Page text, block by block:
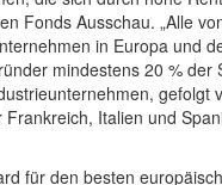
Fonds Ausschau. „Alle
in Europa und
mindestens 20 %
Italien und
für den besten